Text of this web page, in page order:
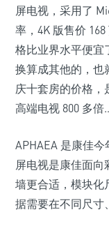
屏电视，采用了
率，4K 版售价
格比业界水平便宜
换算成其他的，也
庆十套房的价格，
高端电视 800 多倍
APHAEA 是康佳
屏电视是康佳面
墙更合适，模块化
据需要在不同尺寸